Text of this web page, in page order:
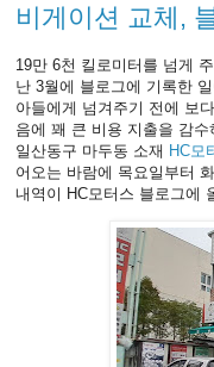
비게이션 교체,
19만 6천 킬로미터를 넘게
난 3월에 블로그에 기록한
아들에게 넘겨주기 전에 보
음에 꽤 큰 비용 지출을 감
일산동구 마두동 소재 HC모
어오는 바람에 목요일부터
내역이 HC모터스 블로그에